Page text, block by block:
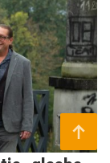
dejansko
ena najbolj
se sliši.